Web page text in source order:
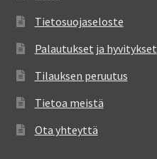
Tietosuojaseloste
Palautukset ja hyvitykset
Tilauksen peruutus
Tietoa meistä
Ota yhteyttä